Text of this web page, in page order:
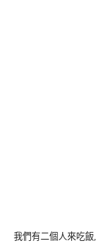
我們有二個人來吃